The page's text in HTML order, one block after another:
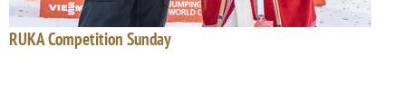
RUKA Competition Sunday